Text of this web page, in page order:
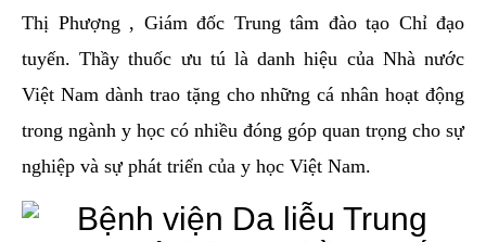
Thị Phượng , Giám đốc Trung tâm đào tạo Chỉ đạo
tuyến. Thầy thuốc ưu tú là danh hiệu của Nhà nước
Việt Nam dành trao tặng cho những cá nhân hoạt động
trong ngành y học có nhiều đóng góp quan trọng cho sự
nghiệp và sự phát triển của y học Việt Nam.